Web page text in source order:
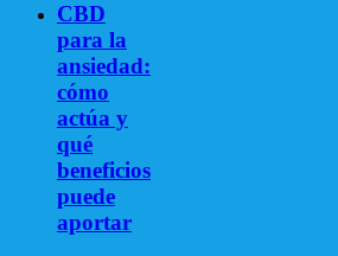
CBD
para la
ansiedad:
cómo
actúa y
qué
beneficios
puede
aportar